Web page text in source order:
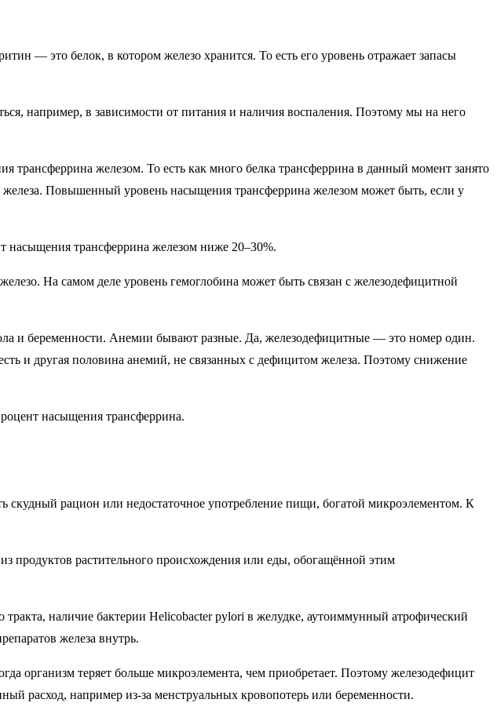
— это белок, в котором железо хранится. То есть его уровень отражает запасы
например, в зависимости от питания и наличия воспаления. Поэтому мы на него
железом. То есть как много белка трансферрина в данный момент занято
Повышенный уровень насыщения трансферрина железом может быть, если у
насыщения трансферрина железом ниже 20–30%.
На самом деле уровень гемоглобина может быть связан с железодефицитной
и беременности. Анемии бывают разные. Да, железодефицитные — это номер один.
и другая половина анемий, не связанных с дефицитом железа. Поэтому снижение
насыщения трансферрина.
скудный рацион или недостаточное употребление пищи, богатой микроэлементом. К
продуктов растительного происхождения или еды, обогащённой этим
наличие бактерии Helicobacter pylori в желудке, аутоиммунный атрофический
железа внутрь.
организм теряет больше микроэлемента, чем приобретает. Поэтому железодефицит
расход, например из-за менструальных кровопотерь или беременности.